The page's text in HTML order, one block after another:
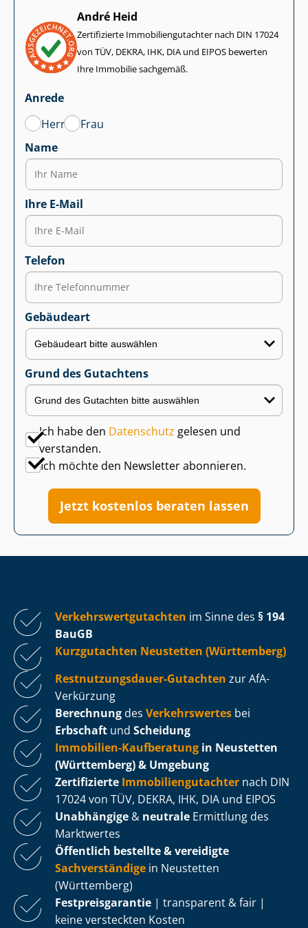
André Heid
Zertifizierte Im­mo­bi­li­en­gut­ach­ter nach DIN 17024
von TÜV, DEKRA, IHK, DIA und EIPOS bewerten
Ihre Immobilie sachgemäß.
Anrede
Herr
Frau
Name
Ihre E-Mail
Telefon
Gebäudeart
Grund des Gutachtens
Ich habe den Datenschutz gelesen und
verstanden.
Ich möchte den Newsletter abonnieren.
Jetzt kostenlos beraten lassen
Ver­kehrs­wert­gut­ach­ten im Sinne des § 194
BauGB
Kurzgutachten Neustetten (Württemberg)
Rest­nut­zungs­dau­er-Gutachten zur AfA-
Verkürzung
Berechnung des Verkehrswertes bei
Erbschaft und Scheidung
Immobilien-Kaufberatung in Neustetten
(Württemberg) & Umgebung
Zertifizierte Im­mo­bi­li­en­gut­ach­ter nach DIN
17024 von TÜV, DEKRA, IHK, DIA und EIPOS
Unabhängige & neutrale Ermittlung des
Marktwertes
Öffentlich bestellte & vereidigte
Sachverständige in Neustetten
(Württemberg)
Fest­preis­ga­ran­tie | transparent & fair |
keine versteckten Kosten